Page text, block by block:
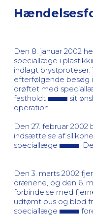
Den 8. januar 2002
speciallæge i
indlagt
efterfølgende besøg
drøftet med
fastholdt
sit
operation.
Den 27. februar
indsættelse af
speciallæge
.
Den 3. marts 2002
drænene, og den 6.
forbindelse med
udtømt pus og blod
speciallæge